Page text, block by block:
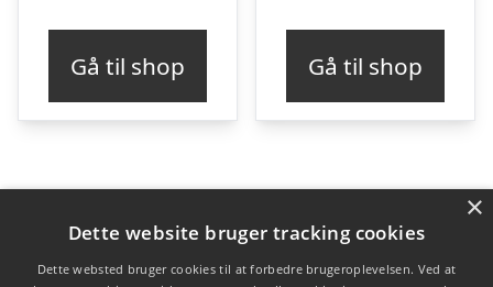
Gå til shop Gå til shop
Varekategorier
Produkter
×
Dette website bruger tracking cookies
Dette websted bruger cookies til at forbedre brugeroplevelsen. Ved at